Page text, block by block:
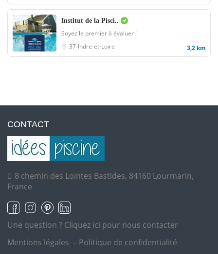
Institut de la Pisci..
Soyez le premier à évaluer !
37-Indre-et-Loire
3,2 km
CONTACT
8 chemin des Lointes Bastides, 84160 Lourmarin,
France
Une question ? Cliquez ici pour nous contacter
Mentions légales – Politique de confidentialité